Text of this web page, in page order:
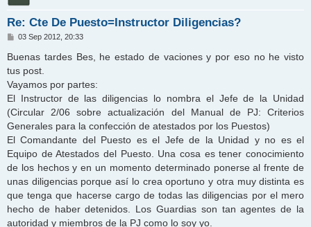
Re: Cte De Puesto=Instructor Diligencias?
M
n
a
e
03 Sep 2012, 20:33
Buenas tardes Bes, he estado de vaciones y por eso no he visto
tus post.
Vayamos por partes:
El Instructor de las diligencias lo nombra el Jefe de la Unidad
(Circular 2/06 sobre actualización del Manual de PJ: Criterios
Generales para la confección de atestados por los Puestos)
El Comandante del Puesto es el Jefe de la Unidad y no es el
Equipo de Atestados del Puesto. Una cosa es tener conocimiento
de los hechos y en un momento determinado ponerse al frente de
unas diligencias porque así lo crea oportuno y otra muy distinta es
que tenga que hacerse cargo de todas las diligencias por el mero
hecho de haber detenidos. Los Guardias son tan agentes de la
autoridad y miembros de la PJ como lo soy yo.